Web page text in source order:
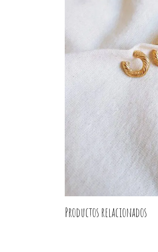
Productos relacionados